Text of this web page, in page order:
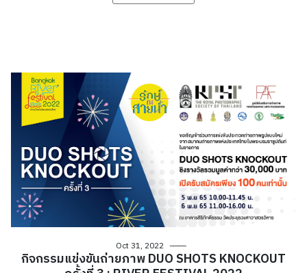
Oct 31, 2022
กิจกรรมแข่งขันถ่ายภาพ DUO SHOTS KNOCKOUT